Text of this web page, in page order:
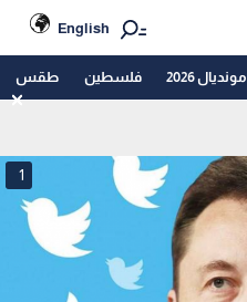
English
مونديال 2026 فلسطين طقس
1